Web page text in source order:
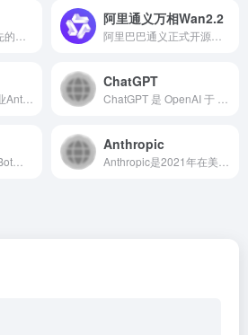
阿里通义万相Wan2.2
ChatGPT
Anthropic